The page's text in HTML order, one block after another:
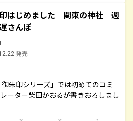
はじめました 関東の神社 週
さんぽ
発売
朱印シリーズ」では初めてのコミ
ーター柴田かおるが書きおろしまし